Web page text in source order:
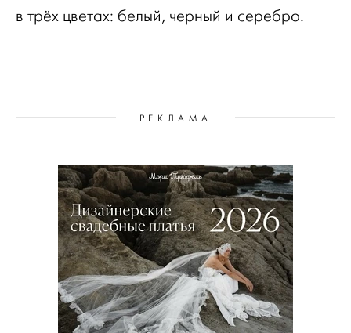
в трёх цветах: белый, черный и серебро.
РЕКЛАМА